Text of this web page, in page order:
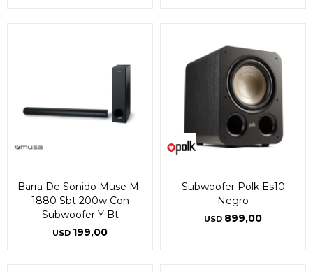
Barra De Sonido Muse M-
1880 Sbt 200w Con
Subwoofer Y Bt
USD 199,00
Subwoofer Polk Es10
Negro
USD 899,00